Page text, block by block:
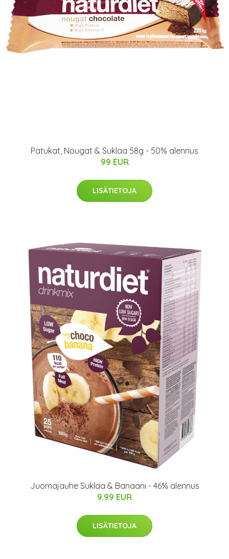
Patukat, Nougat & Suklaa 58g - 50% alennus
99 EUR
LISÄTIETOJA
Juomajauhe Suklaa & Banaani - 46% alennus
9.99 EUR
LISÄTIETOJA